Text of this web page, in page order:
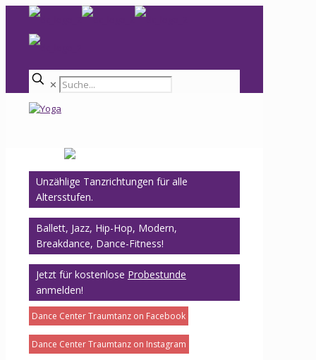
✕
Unzählige Tanzrichtungen für alle
Altersstufen.
Ballett, Jazz, Hip-Hop, Modern,
Breakdance, Dance-Fitness!
Jetzt für kostenlose Probestunde
anmelden!
Dance Center Traumtanz on Facebook
Dance Center Traumtanz on Instagram